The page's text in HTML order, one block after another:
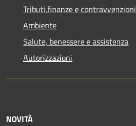
Tributi,finanze e contravvenzioni
Ambiente
Salute, benessere e assistenza
Autorizzazioni
NOVITÀ